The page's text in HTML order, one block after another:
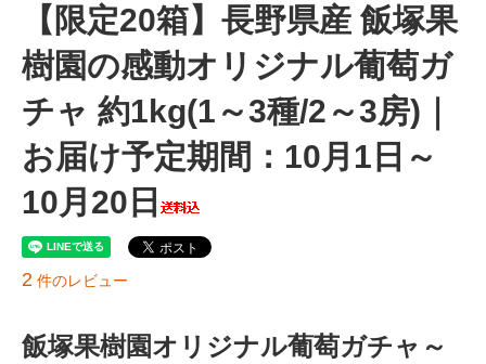
【限定20箱】長野県産 飯塚果
樹園の感動オリジナル葡萄ガ
チャ 約1kg(1～3種/2～3房)｜
お届け予定期間：10月1日～
10月20日
2 件のレビュー
飯塚果樹園オリジナル葡萄ガチャ～